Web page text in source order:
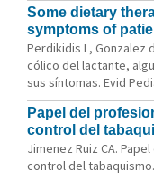
Some dietary
symptoms of
Perdikidis L, Gonzalez
cólico del lactante,
sus síntomas. Evid
Papel del
control del
Jimenez Ruiz CA.
control del